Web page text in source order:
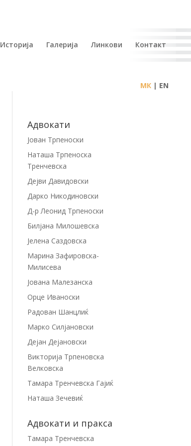
Историја Галерија Линкови Контакт
| EN
Адвокати
Јован Трпеноски
Наташа Трпеноска
Тренчевска
Дејви Давидовски
Дарко Никодиновски
Д-р Леонид Трпеноски
Билјана Милошевска
Јелена Саздовска
Марина Зафировска-
Милисева
Јована Малезанска
Орце Иваноски
Радован Шанцлиќ
Марко Силјановски
Дејан Дејановски
Викторија Трпеновска
Велковска
Тамара Тренчевска Гајиќ
Наташа Зечевиќ
Адвокати и пракса
Тамара Тренчевска